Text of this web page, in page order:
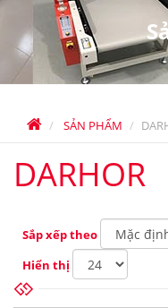
SẢN PHẨM
DARHOR
Sắp xếp theo
Hiển thị